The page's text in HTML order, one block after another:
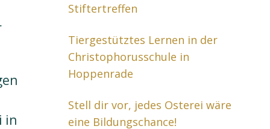
in
Stiftertreffen
Tiergestütztes Lernen in der
Christophorusschule in
Hoppenrade
Stell dir vor, jedes Osterei wäre
eine Bildungschance!